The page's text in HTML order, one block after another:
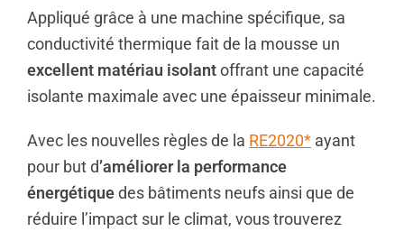
Appliqué grâce à une machine spécifique, sa
conductivité thermique fait de la mousse un
excellent matériau isolant offrant une capacité
isolante maximale avec une épaisseur minimale.
Avec les nouvelles règles de la RE2020* ayant
pour but d’améliorer la performance
énergétique des bâtiments neufs ainsi que de
réduire l’impact sur le climat, vous trouverez